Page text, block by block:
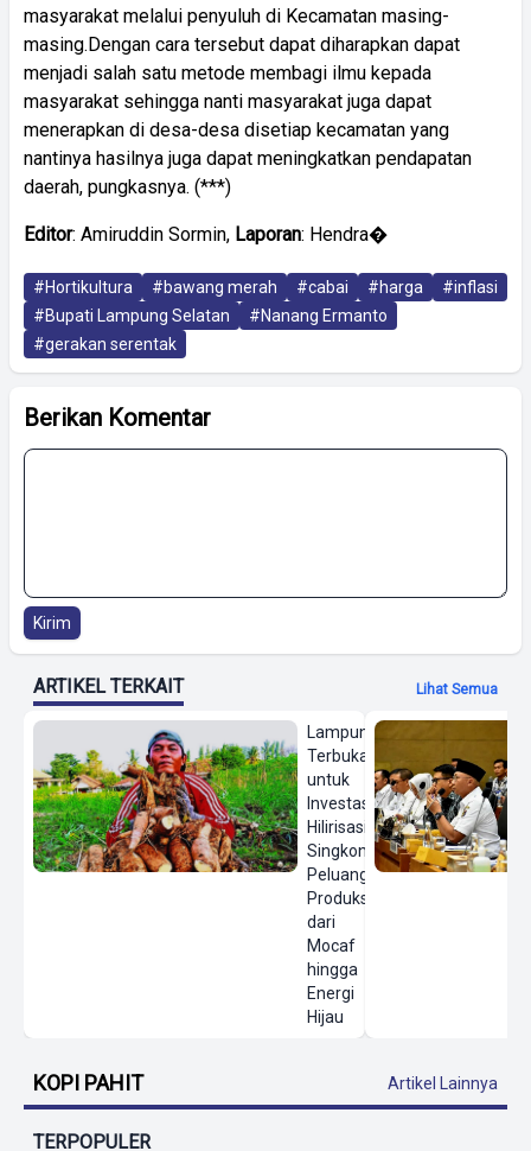
masyarakat melalui penyuluh di Kecamatan masing-
masing.Dengan cara tersebut dapat diharapkan dapat
menjadi salah satu metode membagi ilmu kepada
masyarakat sehingga nanti masyarakat juga dapat
menerapkan di desa-desa disetiap kecamatan yang
nantinya hasilnya juga dapat meningkatkan pendapatan
daerah, pungkasnya. (***)
Editor: Amiruddin Sormin, Laporan: Hendra�
#Hortikultura #bawang merah #cabai #harga
#inflasi
#Bupati Lampung Selatan
#Nanang Ermanto
#gerakan serentak
Berikan Komentar
Kirim
ARTIKEL TERKAIT Lihat Semua
Lampung
Terbuka
untuk
Investasi
Hilirisasi
Singkong,
Peluang
Produksi
dari
Mocaf
hingga
Energi
Hijau
KOPI PAHIT Artikel Lainnya
TERPOPULER